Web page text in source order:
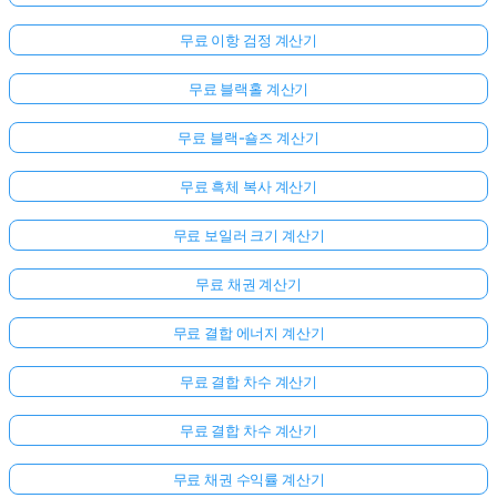
무료 이항 검정 계산기
무료 블랙홀 계산기
무료 블랙-숄즈 계산기
무료 흑체 복사 계산기
무료 보일러 크기 계산기
무료 채권 계산기
무료 결합 에너지 계산기
무료 결합 차수 계산기
무료 결합 차수 계산기
무료 채권 수익률 계산기